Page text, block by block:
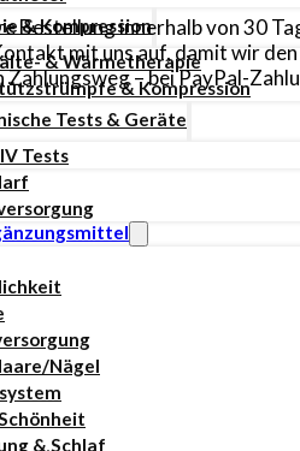
& Kompression
& Wärmetherapie
& Kompression
Tests & Geräte
Tests
Nägel
& Schlaf
Bestellung innerhalb von 30
mit uns auf, damit wir
– bei PayPal-